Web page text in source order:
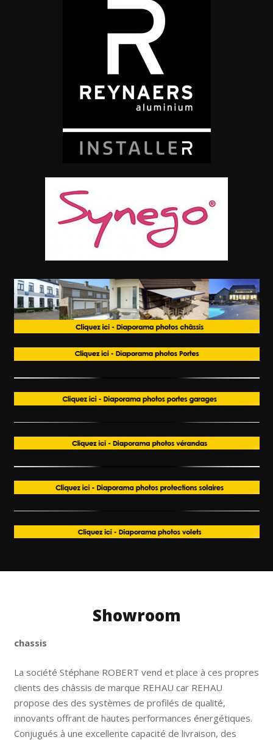
Showroom
chassis
La société Stéphane ROBERT vend et place à ces propres
clients des châssis de marque REHAU car REHAU
propose des des systèmes de profilés de qualité,
innovants offrant de hautes performances énergétiques.
Conjugués à une excellente capacité de livraison, des